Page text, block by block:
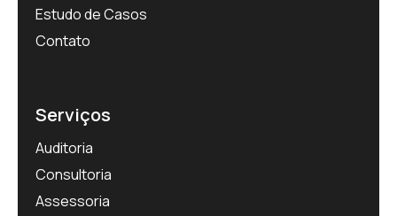
Estudo de Casos
Contato
Serviços
Auditoria
Consultoria
Assessoria